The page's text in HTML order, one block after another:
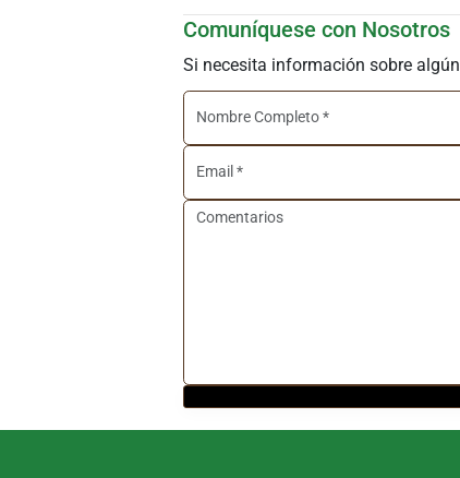
Comuníquese con Nosotros
Si necesita información sobre